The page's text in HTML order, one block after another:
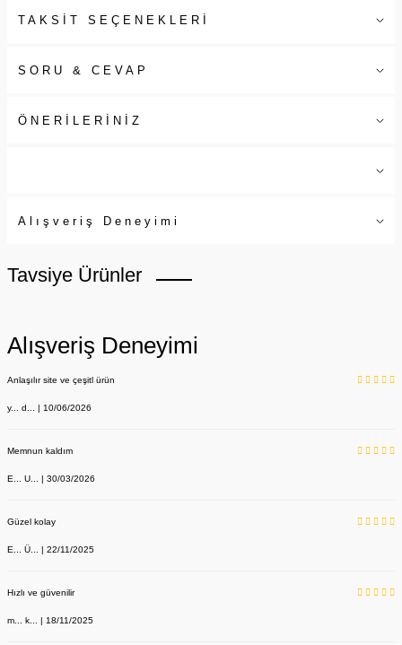
TAKSİT SEÇENEKLERİ
SORU & CEVAP
ÖNERİLERİNİZ
Alışveriş Deneyimi
Tavsiye Ürünler
Alışveriş Deneyimi
Anlaşılır site ve çeşitl ürün
y... d... | 10/06/2026
Memnun kaldım
E... U... | 30/03/2026
Güzel kolay
E... Ü... | 22/11/2025
Hızlı ve güvenilir
m... k... | 18/11/2025